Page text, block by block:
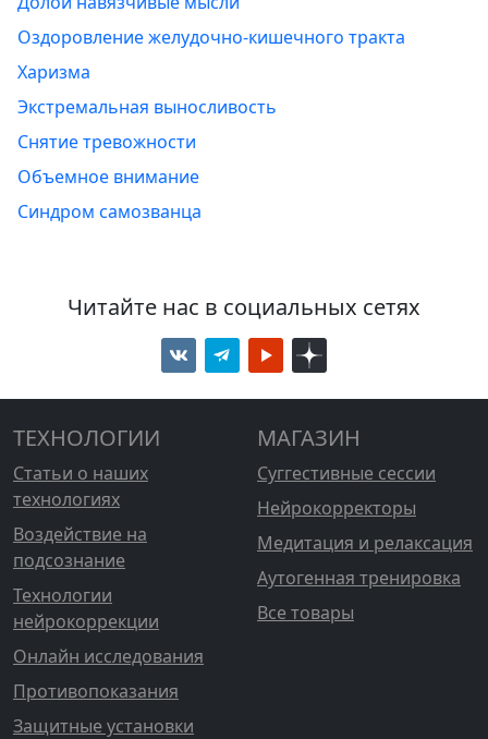
Оздоровление желудочно-кишечного тракта
Харизма
Экстремальная выносливость
Снятие тревожности
Объемное внимание
Синдром самозванца
Читайте нас в социальных сетях
ТЕХНОЛОГИИ
Статьи о наших
технологиях
Воздействие на
подсознание
Технологии
нейрокоррекции
Онлайн исследования
Противопоказания
Защитные установки
МАГАЗИН
Суггестивные сессии
Нейрокорректоры
Медитация и релаксация
Аутогенная тренировка
Все товары